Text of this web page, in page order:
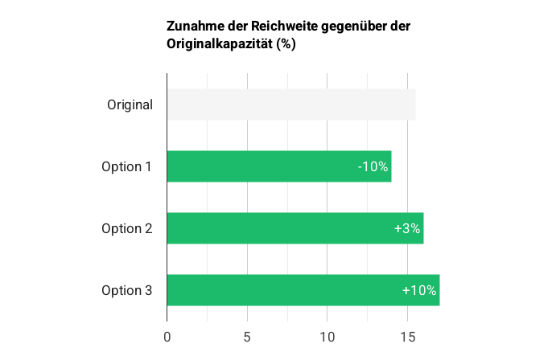
Zunahme der Reichweite gegenüber der
Originalkapazität (%)
0 5 10 15
Original
Option 1
Option 2
Option 3
-10%
+3%
+10%